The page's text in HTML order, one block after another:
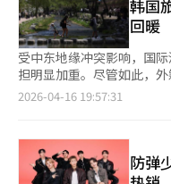
的调查，国税厅将其列入
查。方时赫否认所有指控
股份。HYBE的律师团队表
察厅长朴情报在记者会上
束。美国大使馆请求允许
动，但警方拒绝了这一请求
面临长期的经营空缺，公
本报道经人工智能（AI）
合唱，现场气氛热烈。 BTS此次巡演将于25日、26日及28日在美
国雷蒙德·詹姆斯体育场继
韩国
回暖
受中东地缘冲突影响，国
担明显加重。尽管如此，
游市场呈现出逆势复苏态势。 数据显示，今年4月国际航线燃
加费最高达30.3万韩元（约合人民币
压制出境游需求，旅游市
示，今年4至5月海外跟团
2026-04-16 19:57:31
防弹